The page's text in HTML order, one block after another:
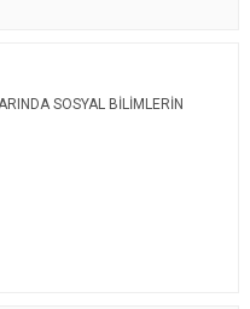
SOSYAL BİLİMLERİN